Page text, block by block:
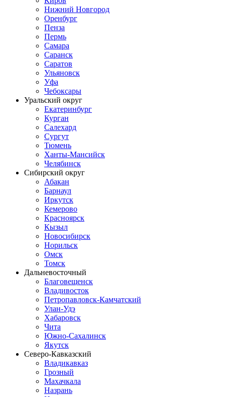
Нижний Новгород
Оренбург
Пенза
Пермь
Самара
Саранск
Саратов
Ульяновск
Уфа
Чебоксары
Уральский округ
Екатеринбург
Курган
Салехард
Сургут
Тюмень
Ханты-Мансийск
Челябинск
Сибирский округ
Абакан
Барнаул
Иркутск
Кемерово
Красноярск
Кызыл
Новосибирск
Норильск
Омск
Томск
Дальневосточный
Благовещенск
Владивосток
Петропавловск-Камчатский
Улан-Удэ
Хабаровск
Чита
Южно-Сахалинск
Якутск
Северо-Кавказский
Владикавказ
Грозный
Махачкала
Назрань